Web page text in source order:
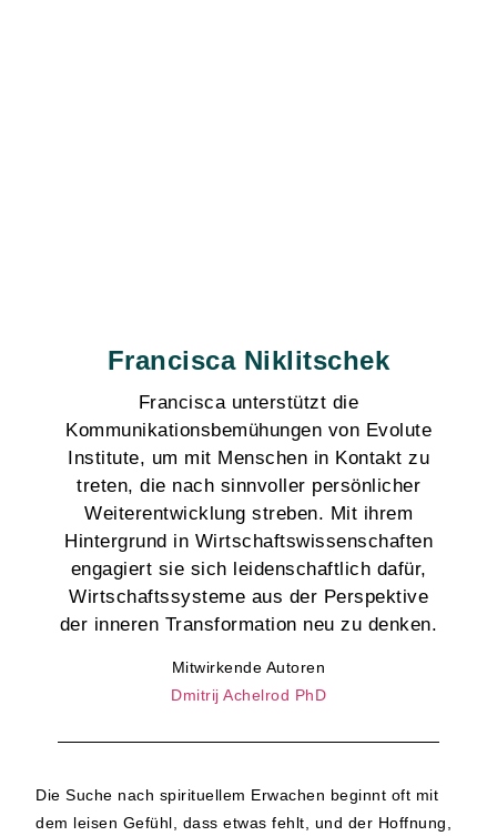
Francisca Niklitschek
Francisca unterstützt die
Kommunikationsbemühungen von Evolute
Institute, um mit Menschen in Kontakt zu
treten, die nach sinnvoller persönlicher
Weiterentwicklung streben. Mit ihrem
Hintergrund in Wirtschaftswissenschaften
engagiert sie sich leidenschaftlich dafür,
Wirtschaftssysteme aus der Perspektive
der inneren Transformation neu zu denken.
Mitwirkende Autoren
Dmitrij Achelrod PhD
Die Suche nach spirituellem Erwachen beginnt oft mit
dem leisen Gefühl, dass etwas fehlt, und der Hoffnung,